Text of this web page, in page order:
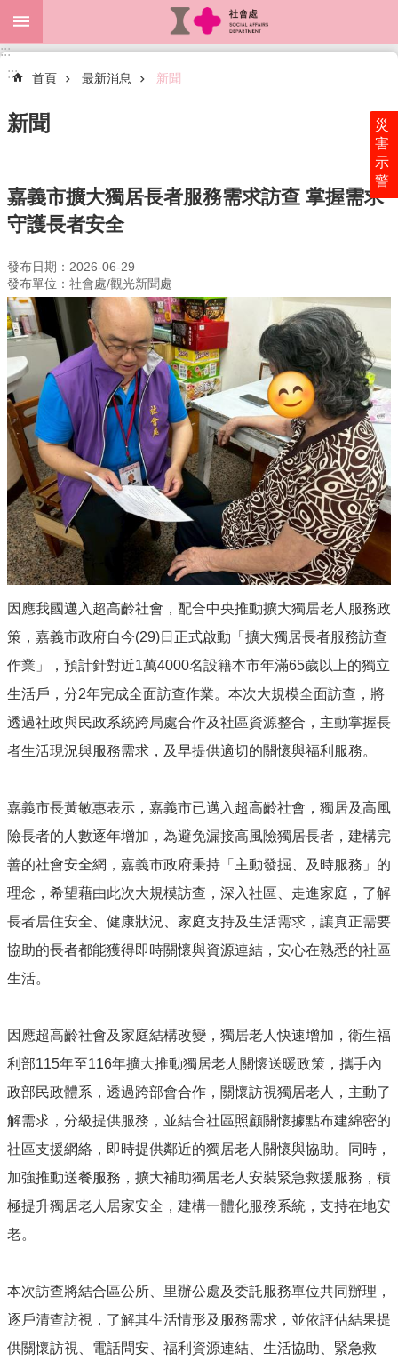
跳到主要內容區塊
進
階
關
於
本
最
新
消
息
為
民
服
務
資
訊
公
開
附
屬
單
位
相
關
法
規
表
單
防
災
區
網
站
導
覽
頁
聯
絡
資
訊
義
市
府
會
FB
災
害
示
警
:::
:::
首頁 最新消息 新聞
新聞
嘉義市擴大獨居長者服務需求訪查 掌握需求
守護長者安全
發布日期：2026-06-29
發布單位：社會處/觀光新聞處
因應我國邁入超高齡社會，配合中央推動擴大獨居老人服務政
策，嘉義市政府自今(29)日正式啟動「擴大獨居長者服務訪查
作業」，預計針對近1萬4000名設籍本市年滿65歲以上的獨立
生活戶，分2年完成全面訪查作業。本次大規模全面訪查，將
透過社政與民政系統跨局處合作及社區資源整合，主動掌握長
者生活現況與服務需求，及早提供適切的關懷與福利服務。
嘉義市長黃敏惠表示，嘉義市已邁入超高齡社會，獨居及高風
險長者的人數逐年增加，為避免漏接高風險獨居長者，建構完
善的社會安全網，嘉義市政府秉持「主動發掘、及時服務」的
理念，希望藉由此次大規模訪查，深入社區、走進家庭，了解
長者居住安全、健康狀況、家庭支持及生活需求，讓真正需要
協助的長者都能獲得即時關懷與資源連結，安心在熟悉的社區
生活。
因應超高齡社會及家庭結構改變，獨居老人快速增加，衛生福
利部115年至116年擴大推動獨居老人關懷送暖政策，攜手內
政部民政體系，透過跨部會合作，關懷訪視獨居老人，主動了
解需求，分級提供服務，並結合社區照顧關懷據點布建綿密的
社區支援網絡，即時提供鄰近的獨居老人關懷與協助。同時，
加強推動送餐服務，擴大補助獨居老人安裝緊急救援服務，積
極提升獨居老人居家安全，建構一體化服務系統，支持在地安
老。
本次訪查將結合區公所、里辦公處及委託服務單位共同辦理，
逐戶清查訪視，了解其生活情形及服務需求，並依評估結果提
供關懷訪視、電話問安、福利資源連結、生活協助、緊急救